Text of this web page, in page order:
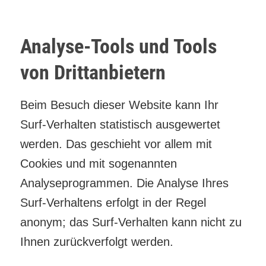
Analyse-Tools und Tools
von Drittanbietern
Beim Besuch dieser Website kann Ihr
Surf-Verhalten statistisch ausgewertet
werden. Das geschieht vor allem mit
Cookies und mit sogenannten
Analyseprogrammen. Die Analyse Ihres
Surf-Verhaltens erfolgt in der Regel
anonym; das Surf-Verhalten kann nicht zu
Ihnen zurückverfolgt werden.